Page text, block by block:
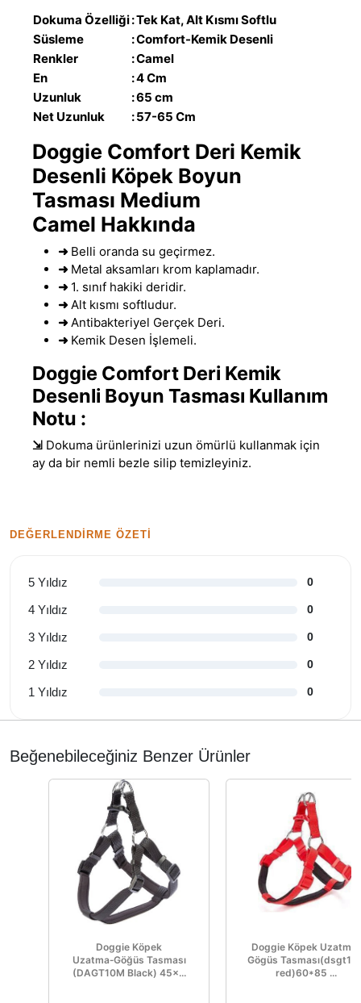
Dokuma Özelliği:Tek Kat, Alt Kısmı Softlu
Süsleme
:Comfort-Kemik Desenli
Renkler
:Camel
En
:4 Cm
Uzunluk
:65 cm
Net Uzunluk
:57-65 Cm
Doggie Comfort Deri Kemik
Desenli Köpek Boyun
Tasması Medium
Camel Hakkında
➜ Belli oranda su geçirmez.
➜ Metal aksamları krom kaplamadır.
➜ 1. sınıf hakiki deridir.
➜ Alt kısmı softludur.
➜ Antibakteriyel Gerçek Deri.
➜ Kemik Desen İşlemeli.
Doggie Comfort Deri Kemik
Desenli Boyun Tasması Kullanım
Notu :
⇲ Dokuma ürünlerinizi uzun ömürlü kullanmak için
ay da bir nemli bezle silip temizleyiniz.
DEĞERLENDIRME ÖZETI
5 Yıldız 0
4 Yıldız 0
3 Yıldız 0
2 Yıldız 0
1 Yıldız 0
Beğenebileceğiniz Benzer Ürünler
Doggie Köpek
Uzatma‑Göğüs Tasması
(DAGT10M Black) 45×...
Doggie Köpek Uzatma-
Gögüs
red)60*85 ...